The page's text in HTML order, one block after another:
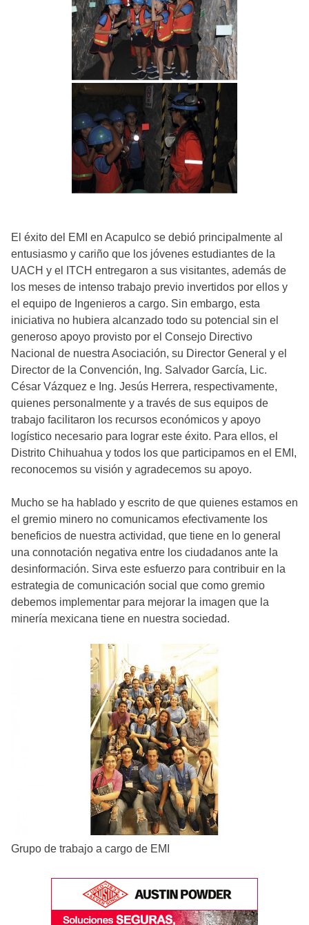
El éxito del EMI en Acapulco se debió principalmente al
entusiasmo y cariño que los jóvenes estudiantes de la
UACH y el ITCH entregaron a sus visitantes, además de
los meses de intenso trabajo previo invertidos por ellos y
el equipo de Ingenieros a cargo. Sin embargo, esta
iniciativa no hubiera alcanzado todo su potencial sin el
generoso apoyo provisto por el Consejo Directivo
Nacional de nuestra Asociación, su Director General y el
Director de la Convención, Ing. Salvador García, Lic.
César Vázquez e Ing. Jesús Herrera, respectivamente,
quienes personalmente y a través de sus equipos de
trabajo facilitaron los recursos económicos y apoyo
logístico necesario para lograr este éxito. Para ellos, el
Distrito Chihuahua y todos los que participamos en el EMI,
reconocemos su visión y agradecemos su apoyo.
Mucho se ha hablado y escrito de que quienes estamos en
el gremio minero no comunicamos efectivamente los
beneficios de nuestra actividad, que tiene en lo general
una connotación negativa entre los ciudadanos ante la
desinformación. Sirva este esfuerzo para contribuir en la
estrategia de comunicación social que como gremio
debemos implementar para mejorar la imagen que la
minería mexicana tiene en nuestra sociedad.
Grupo de trabajo a cargo de EMI